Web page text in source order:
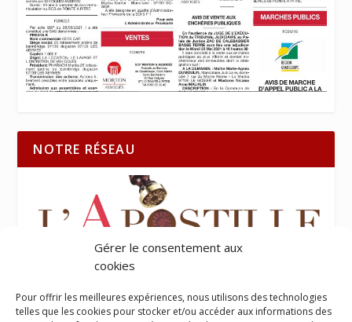
Gérer le consentement aux
cookies
Pour offrir les meilleures expériences, nous utilisons des technologies
telles que les cookies pour stocker et/ou accéder aux informations des
NOTRE RÉSEAU